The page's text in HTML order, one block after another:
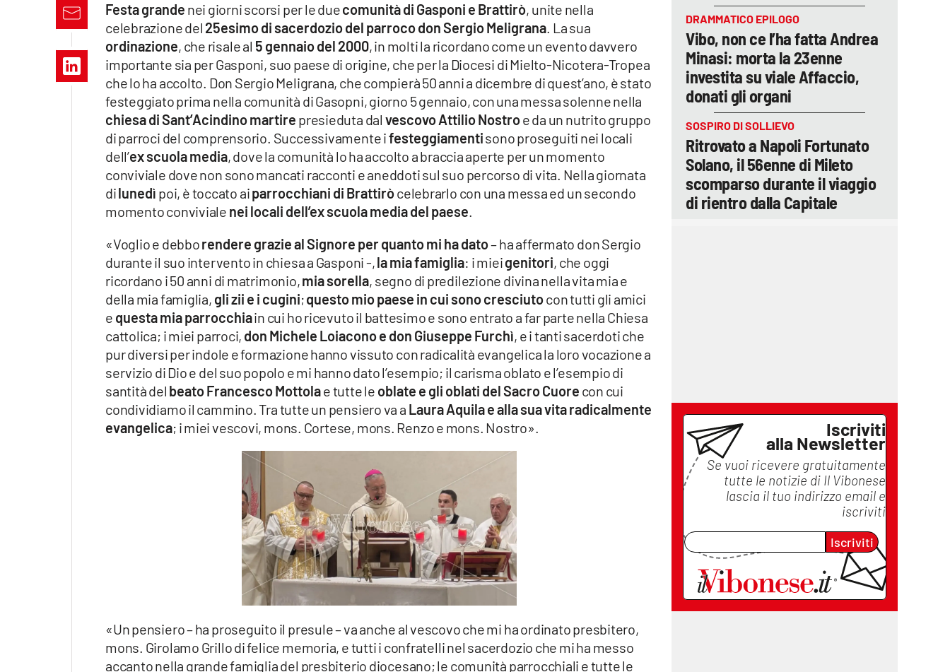
Vai
Festa grande nei giorni scorsi per le duecomunità di Gasponi e Brattirò, unite nella
celebrazione del 25esimo di sacerdozio del parroco don Sergio Meligrana. La sua
ordinazione, che risale al 5 gennaio del 2000, in molti la ricordano come un evento davvero
importante sia per Gasponi, suo paese di origine, che per la Diocesi di Mielto-Nicotera-Tropea
che lo ha accolto. Don Sergio Meligrana, che compierà 50 anni a dicembre di quest’ano, è stato
festeggiato prima nella comunità di Gasopni, giorno 5 gennaio, con una messa solenne nella
chiesa di Sant’Acindino martire presieduta dal vescovo Attilio Nostroe da un nutrito gruppo
di parroci del comprensorio. Successivamente ifesteggiamentisono proseguiti nei locali
dell’ex scuola media, dove la comunità lo ha accolto a braccia aperte per un momento
conviviale dove non sono mancati racconti e aneddoti sul suo percorso di vita. Nella giornata
dilunedì poi, è toccato aiparrocchiani di Brattiròcelebrarlo con una messa ed un secondo
momento conviviale nei locali dell’ex scuola media del paese.
«Voglio e debborendere grazie al Signore per quanto mi ha dato– ha affermato don Sergio
durante il suo intervento in chiesa a Gasponi -,la mia famiglia: i mieigenitori, che oggi
ricordano i 50 anni di matrimonio,mia sorella, segno di predilezione divina nella vita mia e
della mia famiglia, gli zii e i cugini;questo mio paese in cui sono cresciutocon tutti gli amici
e questa mia parrocchiain cui ho ricevuto il battesimo e sono entrato a far parte nella Chiesa
cattolica; i miei parroci, don Michele Loiacono e don Giuseppe Furchì, e i tanti sacerdoti che
pur diversi per indole e formazione hanno vissuto con radicalità evangelica la loro vocazione a
servizio di Dio e del suo popolo e mi hanno dato l’esempio; il carisma oblato e l’esempio di
santità del beato Francesco Mottolae tutte le oblate e gli oblati del Sacro Cuore con cui
condividiamo il cammino. Tra tutte un pensiero va a Laura Aquila e alla sua vita radicalmente
evangelica; i miei vescovi, mons. Cortese, mons. Renzo e mons. Nostro».
«Un pensiero – ha proseguito il presule – va anche al vescovo che mi ha ordinato presbitero,
mons. Girolamo Grillo di felice memoria, e tutti i confratelli nel sacerdozio che mi ha messo
accanto nella grande famiglia del presbiterio diocesano; le comunità parrocchiali e tutte le
DRAMMATICO EPILOGO
Vibo, non ce l’ha fatta Andrea
Minasi: morta la 23enne
investita su viale Affaccio,
donati gli organi
SOSPIRO DI SOLLIEVO
Ritrovato a Napoli Fortunato
Solano, il 56enne di Mileto
scomparso durante il viaggio
di rientro dalla Capitale
Iscriviti
alla Newsletter
Se vuoi ricevere gratuitamente
tutte le notizie di Il Vibonese
lascia il tuo indirizzo email e
iscriviti
Iscriviti